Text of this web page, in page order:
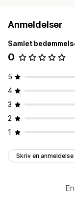
Anmeldelser
Samlet
0
5
4
3
2
1
Skriv en anmeldelse